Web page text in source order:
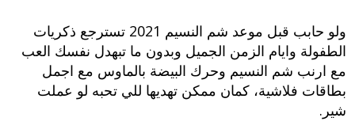
ولو حابب قبل موعد شم النسيم 2021 تسترجع ذكريات
الطفولة وايام الزمن الجميل وبدون ما تبهدل نفسك العب
مع ارنب شم النسيم وحرك البيضة بالماوس مع اجمل
بطاقات فلاشية، كمان ممكن تهديها للي تحبه لو عملت
شير.